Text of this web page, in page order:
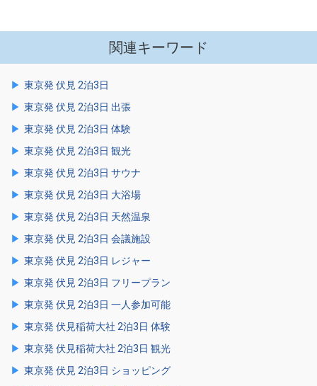
関連キーワード
東京発 伏見 2泊3日
東京発 伏見 2泊3日 出張
東京発 伏見 2泊3日 体験
東京発 伏見 2泊3日 観光
東京発 伏見 2泊3日 サウナ
東京発 伏見 2泊3日 大浴場
東京発 伏見 2泊3日 天然温泉
東京発 伏見 2泊3日 会議施設
東京発 伏見 2泊3日 レジャー
東京発 伏見 2泊3日 フリープラン
東京発 伏見 2泊3日 一人参加可能
東京発 伏見稲荷大社 2泊3日 体験
東京発 伏見稲荷大社 2泊3日 観光
東京発 伏見 2泊3日 ショッピング